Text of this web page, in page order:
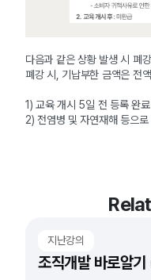
다음과 같은 상황 발생 시 폐
폐강 시, 기납부한 금액은 전
1) 교육 개시 5일 전 등록 완
2) 전염병 및 자연재해 등으
지난강의
조직개발 바로알